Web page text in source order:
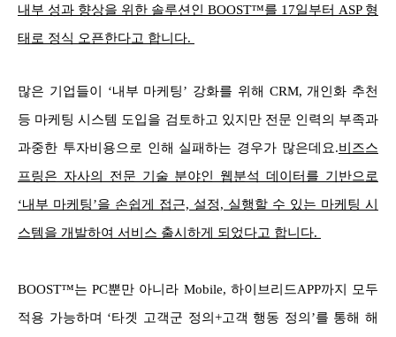
내부 성과 향상을 위한 솔루션인 BOOST™를 17일부터 ASP 형
태로 정식 오픈한다고 합니다.
많은 기업들이 ‘내부 마케팅’ 강화를 위해 CRM, 개인화 추천
등 마케팅 시스템 도입을 검토하고 있지만 전문 인력의 부족과
과중한 투자비용으로 인해 실패하는 경우가 많은데요.비즈스
프링은 자사의 전문 기술 분야인 웹분석 데이터를 기반으로
‘내부 마케팅’을 손쉽게 접근, 설정, 실행할 수 있는 마케팅 시
스템을 개발하여 서비스 출시하게 되었다고 합니다.
BOOST™는 PC뿐만 아니라 Mobile, 하이브리드APP까지 모두
적용 가능하며 ‘타겟 고객군 정의+고객 행동 정의’를 통해 해